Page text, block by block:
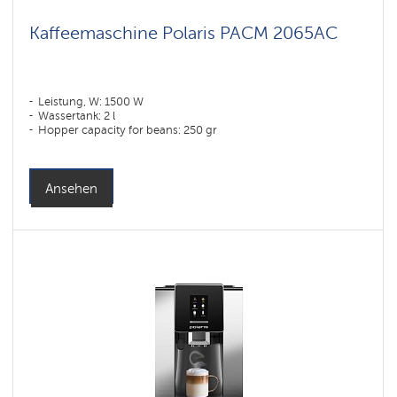
Kaffeemaschine Polaris PACM 2065AC
Leistung, W: 1500 W
Wassertank: 2 l
Hopper capacity for beans: 250 gr
Ansehen